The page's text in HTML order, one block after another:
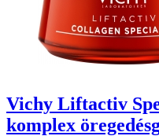
Vichy Liftactiv
komplex